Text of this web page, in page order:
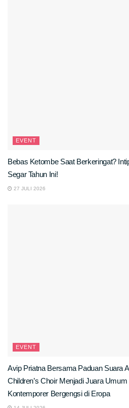
EVENT
Bebas Ketombe Saat Berkeringat?
Segar Tahun Ini!
27 JULI 2026
EVENT
Avip Priatna Bersama Paduan Suara
Children’s Choir Menjadi Juara
Kontemporer Bergengsi di Eropa